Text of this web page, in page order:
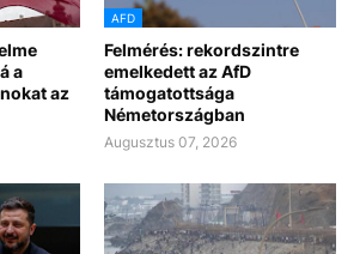
a
az
AFD
Felmérés: rekordszintre
emelkedett az AfD
támogatottsága
Németországban
Augusztus 07, 2026